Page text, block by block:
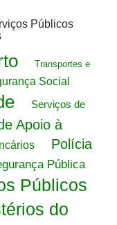
Públicos
Transportes e
Social
Serviços de
Apoio à
Polícia
Pública
Públicos
do